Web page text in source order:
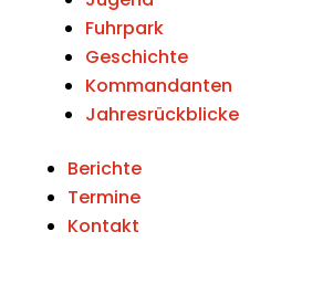
Fuhrpark
Geschichte
Kommandanten
Jahresrückblicke
Berichte
Termine
Kontakt